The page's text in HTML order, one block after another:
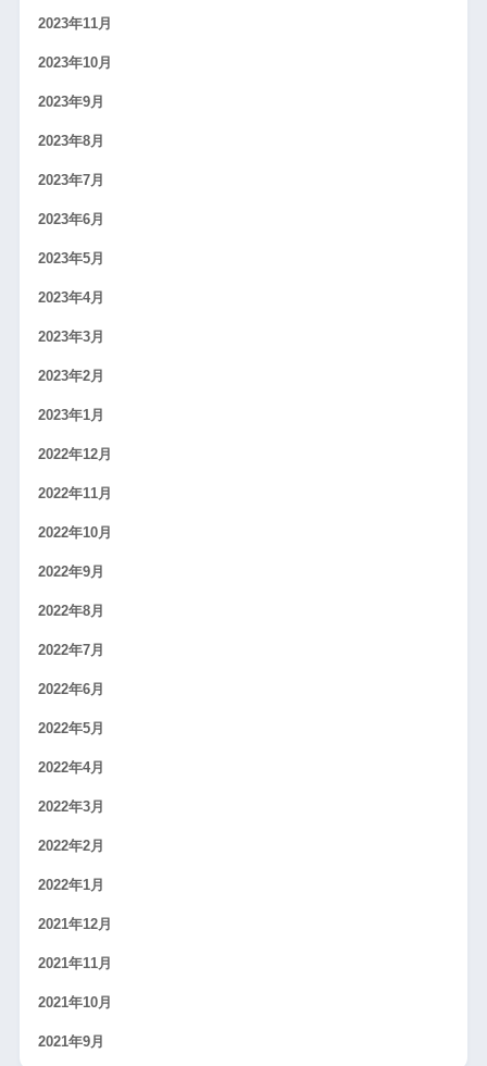
2023年11月
2023年10月
2023年9月
2023年8月
2023年7月
2023年6月
2023年5月
2023年4月
2023年3月
2023年2月
2023年1月
2022年12月
2022年11月
2022年10月
2022年9月
2022年8月
2022年7月
2022年6月
2022年5月
2022年4月
2022年3月
2022年2月
2022年1月
2021年12月
2021年11月
2021年10月
2021年9月